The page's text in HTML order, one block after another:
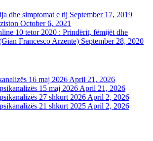
dhe simptomat e tij September 17, 2019
October 6, 2021
10 tetor 2020 : Prindërit, fëmijët dhe
Francesco Arzente) September 28, 2020
16 maj 2026April 21, 2026
15 maj 2026April 21, 2026
27 shkurt 2026April 2, 2026
21 shkurt 2025April 2, 2026